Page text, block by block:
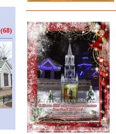
(68)